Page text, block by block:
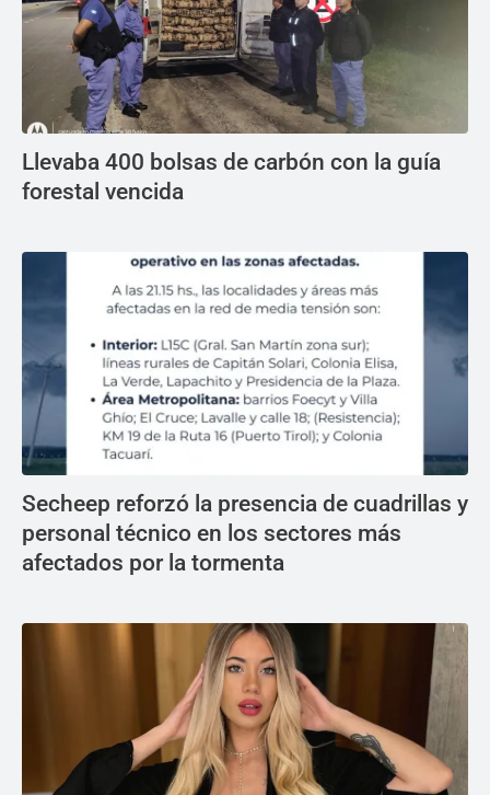
Llevaba 400 bolsas de carbón con la guía
forestal vencida
Secheep reforzó la presencia de cuadrillas y
personal técnico en los sectores más
afectados por la tormenta